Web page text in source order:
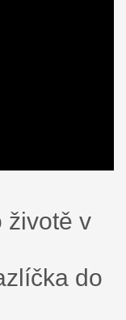
životě v
do